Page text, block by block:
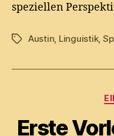
speziellen
TagsAustin, Linguistik,
Erste